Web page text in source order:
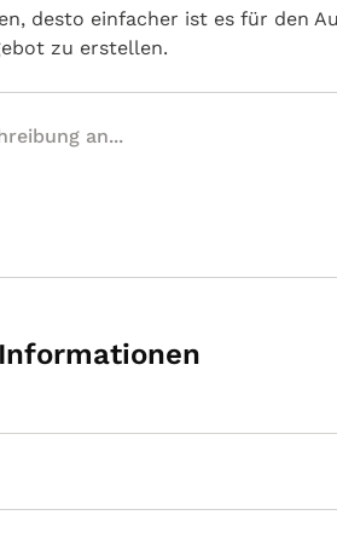
desto einfacher ist es für den
zu erstellen.